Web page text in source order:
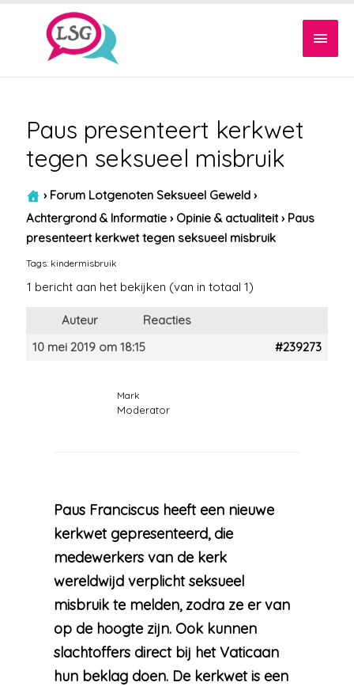
Paus presenteert kerkwet
tegen seksueel misbruik
› Forum Lotgenoten Seksueel Geweld ›
Achtergrond & Informatie › Opinie & actualiteit › Paus
presenteert kerkwet tegen seksueel misbruik
Tags: kindermisbruik
1 bericht aan het bekijken (van in totaal 1)
Auteur
Reacties
10 mei 2019 om 18:15
#239273
Mark
Moderator
Paus Franciscus heeft een nieuwe
kerkwet gepresenteerd, die
medewerkers van de kerk
wereldwijd verplicht seksueel
misbruik te melden, zodra ze er van
op de hoogte zijn. Ook kunnen
slachtoffers direct bij het Vaticaan
hun beklag doen. De kerkwet is een